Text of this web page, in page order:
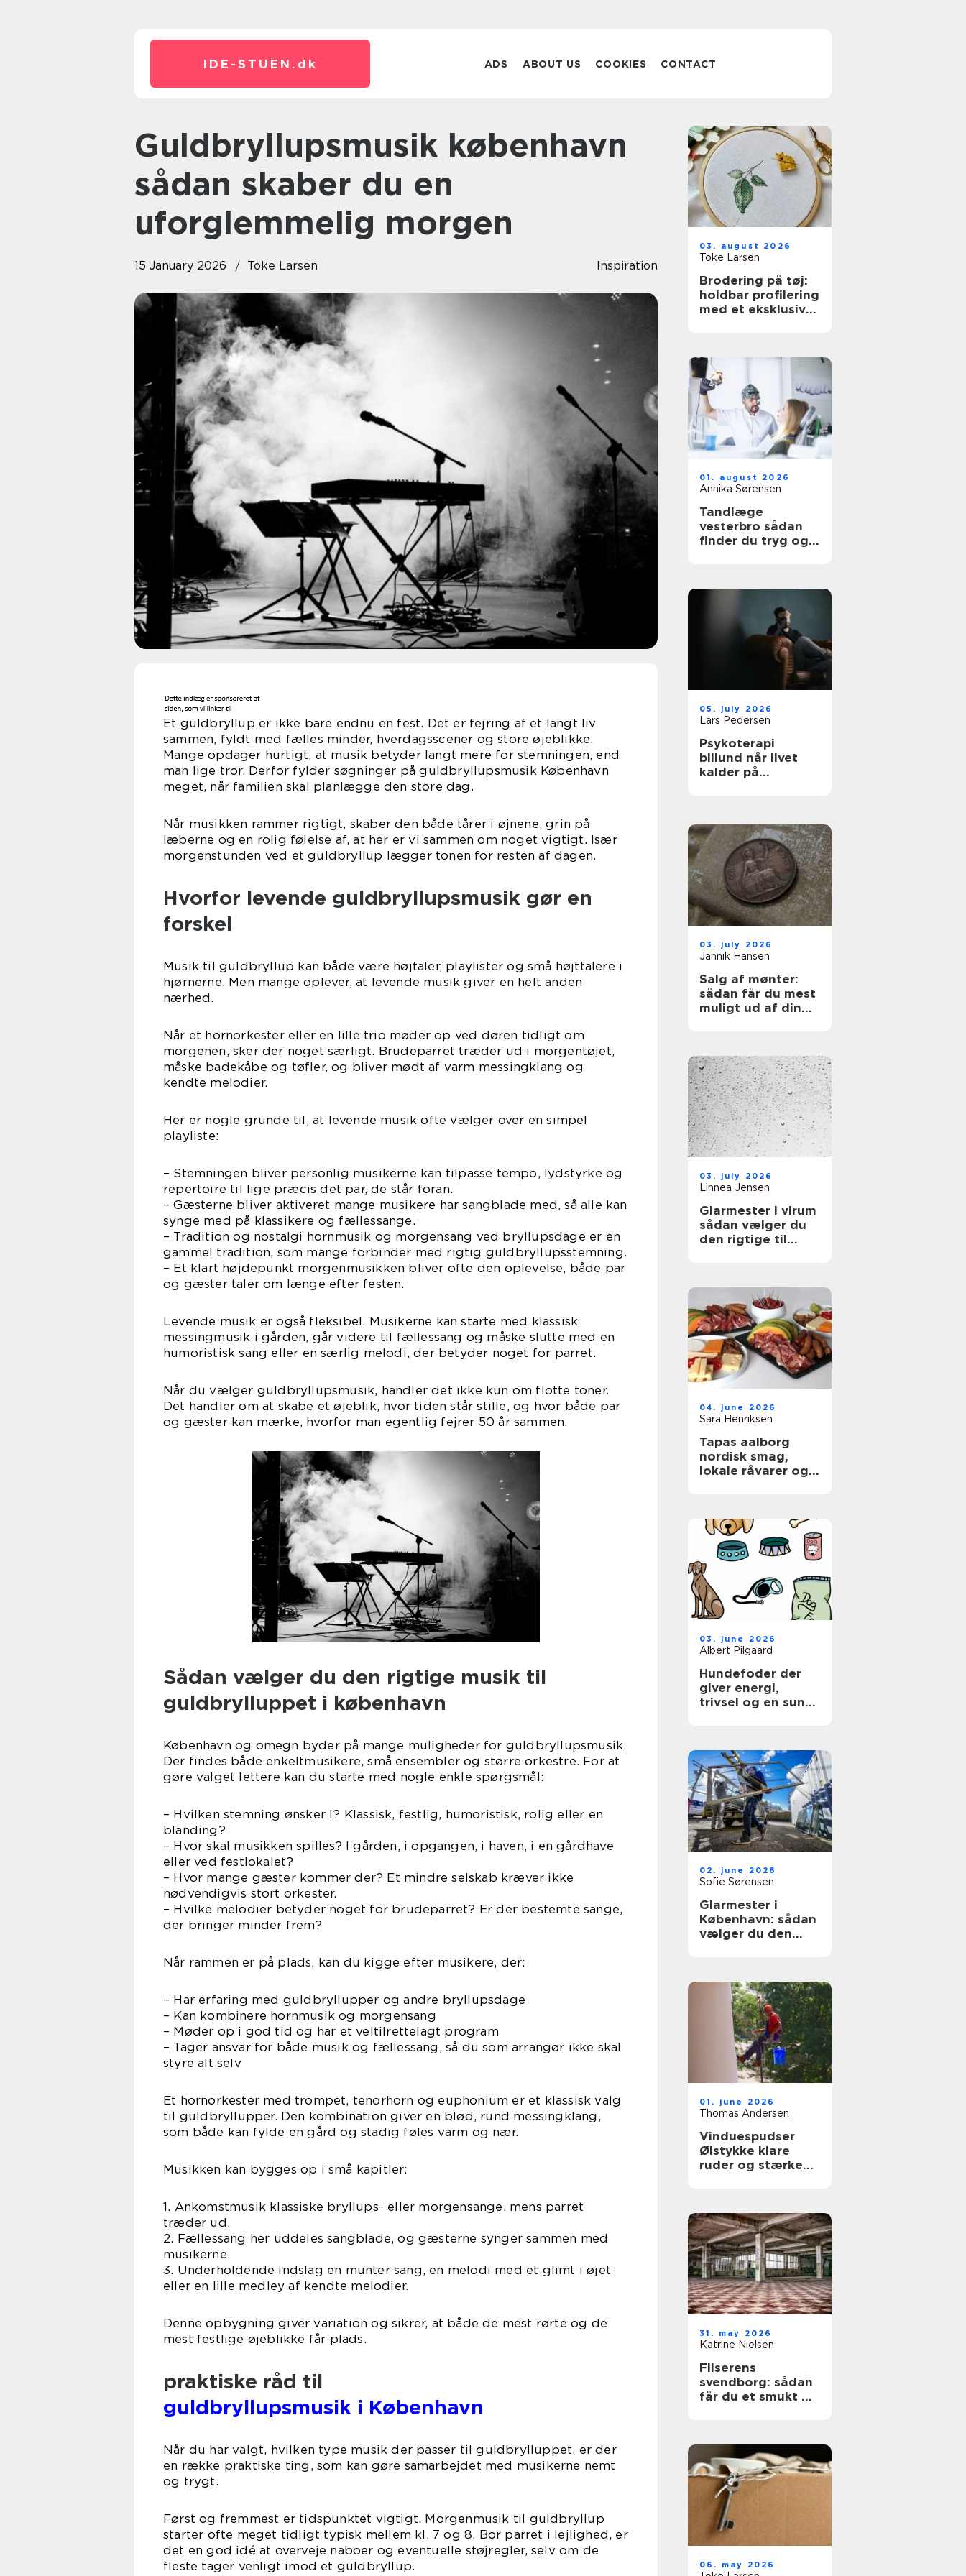
IDE-STUEN. dk ADS ABOUT US COOKIES CONTACT
Guldbryllupsmusik københavn
sådan skaber du en
uforglemmelig morgen
15 January 2026 Toke Larsen Inspiration
Et guldbryllup er ikke bare endnu en fest. Det er fejring af et langt liv
sammen, fyldt med fælles minder, hverdagsscener og store øjeblikke.
Mange opdager hurtigt, at musik betyder langt mere for stemningen, end
man lige tror. Derfor fylder søgninger på guldbryllupsmusik København
meget, når familien skal planlægge den store dag.
Når musikken rammer rigtigt, skaber den både tårer i øjnene, grin på
læberne og en rolig følelse af, at her er vi sammen om noget vigtigt. Især
morgenstunden ved et guldbryllup lægger tonen for resten af dagen.
Hvorfor levende guldbryllupsmusik gør en
forskel
Musik til guldbryllup kan både være højtaler, playlister og små højttalere i
hjørnerne. Men mange oplever, at levende musik giver en helt anden
nærhed.
Når et hornorkester eller en lille trio møder op ved døren tidligt om
morgenen, sker der noget særligt. Brudeparret træder ud i morgentøjet,
måske badekåbe og tøfler, og bliver mødt af varm messingklang og
kendte melodier.
Her er nogle grunde til, at levende musik ofte vælger over en simpel
playliste:
– Stemningen bliver personlig musikerne kan tilpasse tempo, lydstyrke og
repertoire til lige præcis det par, de står foran.
– Gæsterne bliver aktiveret mange musikere har sangblade med, så alle kan
synge med på klassikere og fællessange.
– Tradition og nostalgi hornmusik og morgensang ved bryllupsdage er en
gammel tradition, som mange forbinder med rigtig guldbryllupsstemning.
– Et klart højdepunkt morgenmusikken bliver ofte den oplevelse, både par
og gæster taler om længe efter festen.
Levende musik er også fleksibel. Musikerne kan starte med klassisk
messingmusik i gården, går videre til fællessang og måske slutte med en
humoristisk sang eller en særlig melodi, der betyder noget for parret.
Når du vælger guldbryllupsmusik, handler det ikke kun om flotte toner.
Det handler om at skabe et øjeblik, hvor tiden står stille, og hvor både par
og gæster kan mærke, hvorfor man egentlig fejrer 50 år sammen.
Sådan vælger du den rigtige musik til
guldbrylluppet i københavn
København og omegn byder på mange muligheder for guldbryllupsmusik.
Der findes både enkeltmusikere, små ensembler og større orkestre. For at
gøre valget lettere kan du starte med nogle enkle spørgsmål:
– Hvilken stemning ønsker I? Klassisk, festlig, humoristisk, rolig eller en
blanding?
– Hvor skal musikken spilles? I gården, i opgangen, i haven, i en gårdhave
eller ved festlokalet?
– Hvor mange gæster kommer der? Et mindre selskab kræver ikke
nødvendigvis stort orkester.
– Hvilke melodier betyder noget for brudeparret? Er der bestemte sange,
der bringer minder frem?
Når rammen er på plads, kan du kigge efter musikere, der:
– Har erfaring med guldbryllupper og andre bryllupsdage
– Kan kombinere hornmusik og morgensang
– Møder op i god tid og har et veltilrettelagt program
– Tager ansvar for både musik og fællessang, så du som arrangør ikke skal
styre alt selv
Et hornorkester med trompet, tenorhorn og euphonium er et klassisk valg
til guldbryllupper. Den kombination giver en blød, rund messingklang,
som både kan fylde en gård og stadig føles varm og nær.
Musikken kan bygges op i små kapitler:
1. Ankomstmusik klassiske bryllups- eller morgensange, mens parret
træder ud.
2. Fællessang her uddeles sangblade, og gæsterne synger sammen med
musikerne.
3. Underholdende indslag en munter sang, en melodi med et glimt i øjet
eller en lille medley af kendte melodier.
Denne opbygning giver variation og sikrer, at både de mest rørte og de
mest festlige øjeblikke får plads.
praktiske råd til
guldbryllupsmusik i København
Når du har valgt, hvilken type musik der passer til guldbrylluppet, er der
en række praktiske ting, som kan gøre samarbejdet med musikerne nemt
og trygt.
Først og fremmest er tidspunktet vigtigt. Morgenmusik til guldbryllup
starter ofte meget tidligt typisk mellem kl. 7 og 8. Bor parret i lejlighed, er
det en god idé at overveje naboer og eventuelle støjregler, selv om de
fleste tager venligt imod et guldbryllup.
03. august 2026
Toke Larsen
Brodering på tøj:
holdbar profilering
med et eksklusivt
01. august 2026
Annika Sørensen
Tandlæge
vesterbro sådan
finder du tryg og
05. july 2026
Lars Pedersen
Psykoterapi
billund når livet
kalder på
03. july 2026
Jannik Hansen
Salg af mønter:
sådan får du mest
muligt ud af din
03. july 2026
Linnea Jensen
Glarmester i virum
sådan vælger du
den rigtige til
04. june 2026
Sara Henriksen
Tapas aalborg
nordisk smag,
lokale råvarer og
03. june 2026
Albert Pilgaard
Hundefoder der
giver energi,
trivsel og en sund
02. june 2026
Sofie Sørensen
Glarmester i
København: sådan
vælger du den
01. june 2026
Thomas Andersen
Vinduespudser
Ølstykke klare
ruder og stærke
31. may 2026
Katrine Nielsen
Fliserens
svendborg: sådan
får du et smukt og
06. may 2026